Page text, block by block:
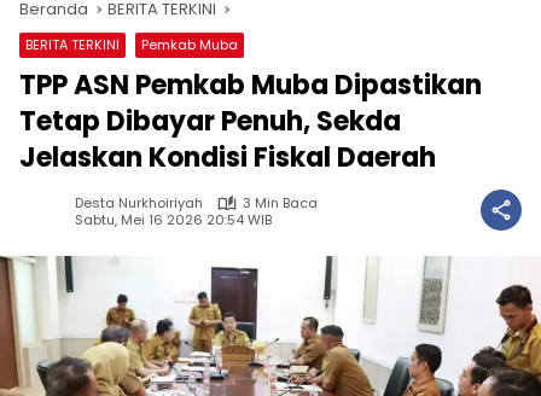
Beranda BERITA TERKINI
BERITA TERKINI Pemkab Muba
TPP ASN Pemkab Muba Dipastikan
Tetap Dibayar Penuh, Sekda
Jelaskan Kondisi Fiskal Daerah
Desta Nurkhoiriyah
3 Min Baca
Sabtu, Mei 16 2026 20:54 WIB